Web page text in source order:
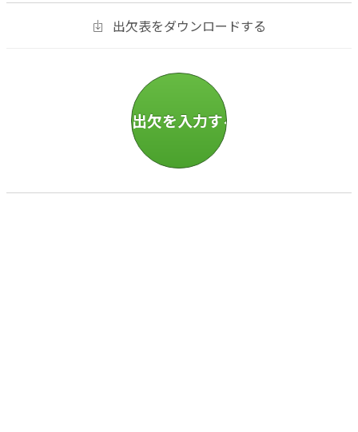
出欠表をダウンロードする